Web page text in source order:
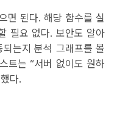
면 된다. 해당 함수를 실
필요 없다. 보안도 알아
는지 분석 그래프를 볼
트는 “서버 없이도 원하
다.